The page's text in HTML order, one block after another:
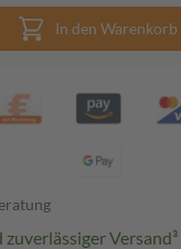
In den Warenkorb
zuverlässiger Versand³